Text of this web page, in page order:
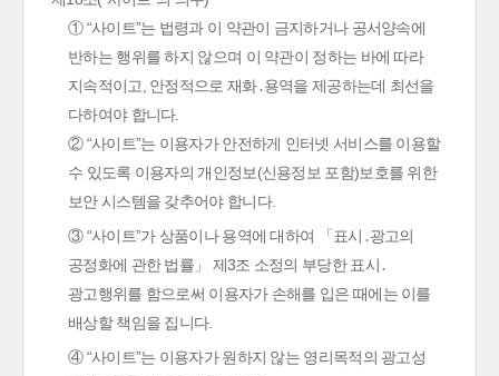
① “사이트”는 법령과 이 약관이 금지하거나 공서양속에
반하는 행위를 하지 않으며 이 약관이 정하는 바에 따라
지속적이고, 안정적으로 재화․용역을 제공하는데 최선을
다하여야 합니다.
② “사이트”는 이용자가 안전하게 인터넷 서비스를 이용할
수 있도록 이용자의 개인정보(신용정보 포함)보호를 위한
보안 시스템을 갖추어야 합니다.
③ “사이트”가 상품이나 용역에 대하여 「표시․광고의
공정화에 관한 법률」 제3조 소정의 부당한 표시․
광고행위를 함으로써 이용자가 손해를 입은 때에는 이를
배상할 책임을 집니다.
④ “사이트”는 이용자가 원하지 않는 영리목적의 광고성